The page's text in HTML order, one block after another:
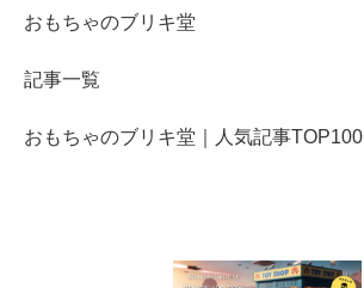
おもちゃのブリキ堂
記事一覧
おもちゃのブリキ堂｜人気記事TOP100